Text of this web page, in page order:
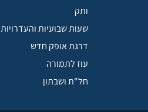
ותק
שעות שבועיות והעדרויות
דרגת אופק חדש
עוז לתמורה
חל"ת ושבתון